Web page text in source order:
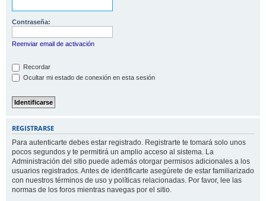
Contraseña:
Reenviar email de activación
Recordar
Ocultar mi estado de conexión en esta sesión
REGISTRARSE
Para autenticarte debes estar registrado. Registrarte te tomará solo unos
pocos segundos y te permitirá un amplio acceso al sistema. La
Administración del sitio puede además otorgar permisos adicionales a los
usuarios registrados. Antes de identificarte asegúrete de estar familiarizado
con nuestros términos de uso y políticas relacionadas. Por favor, lee las
normas de los foros mientras navegas por el sitio.